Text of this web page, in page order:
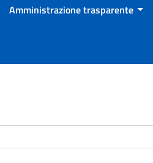
Amministrazione trasparente